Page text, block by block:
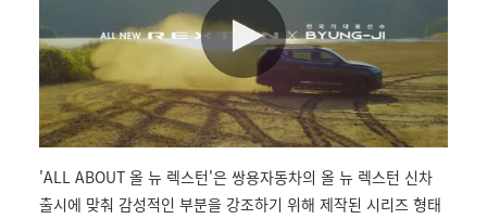
'ALL ABOUT 올 뉴 렉스턴'은 쌍용자동차의 올 뉴 렉스턴 신차
출시에 맞춰 감성적인 부분을 강조하기 위해 제작된 시리즈 형태